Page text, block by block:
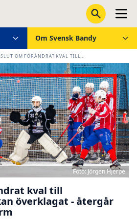
Om Svensk Bandy
OM FÖRÄNDRAT KVAL TILL...
Foto: Jörgen Hjerpe
kval till
överklagat - återgår